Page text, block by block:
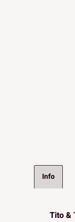
Info
Tito &